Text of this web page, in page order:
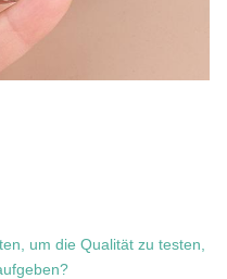
um die Qualität zu testen,